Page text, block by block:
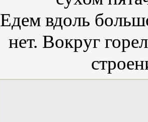
Едем вдоль
нет. Вокруг